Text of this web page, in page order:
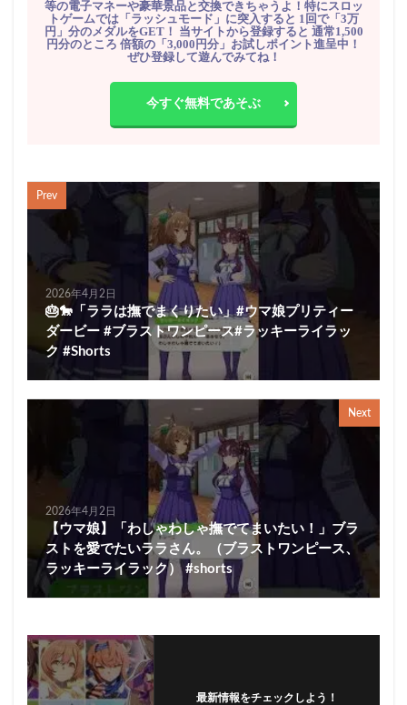
等の電子マネーや豪華景品と交換できちゃうよ！特にスロッ
トゲームでは「ラッシュモード」に突入すると 1回で「3万
円」分のメダルをGET！ 当サイトから登録すると 通常1,500
円分のところ 倍額の「3,000円分」お試しポイント進呈中！
ぜひ登録して遊んでみてね！
今すぐ無料であそぶ
Prev
2026年4月2日
🎂🐎「ララは撫でまくりたい」#ウマ娘プリティー
ダービー #ブラストワンピース#ラッキーライラッ
ク #Shorts
Next
2026年4月2日
【ウマ娘】「わしゃわしゃ撫でてまいたい！」ブラ
ストを愛でたいララさん。（ブラストワンピース、
ラッキーライラック） #shorts
最新情報をチェックしよう！